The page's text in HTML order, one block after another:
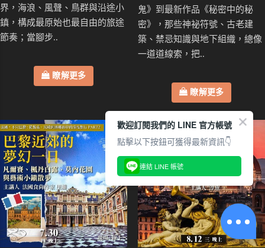
界，海浪、風聲、鳥群與沿途小
鎮，構成最原始也最自由的旅途
節奏；當腳步..
瞭解更多
鬼》到最新作品《秘密中的秘
密》，那些神祕符號、古老建
築、禁忌知識與地下組織，總像
一道道線索，把..
瞭解更多
歡迎訂閱我們的 LINE 官方帳號
點擊以下按鈕可獲得最新資訊👇
連結 LINE 帳號